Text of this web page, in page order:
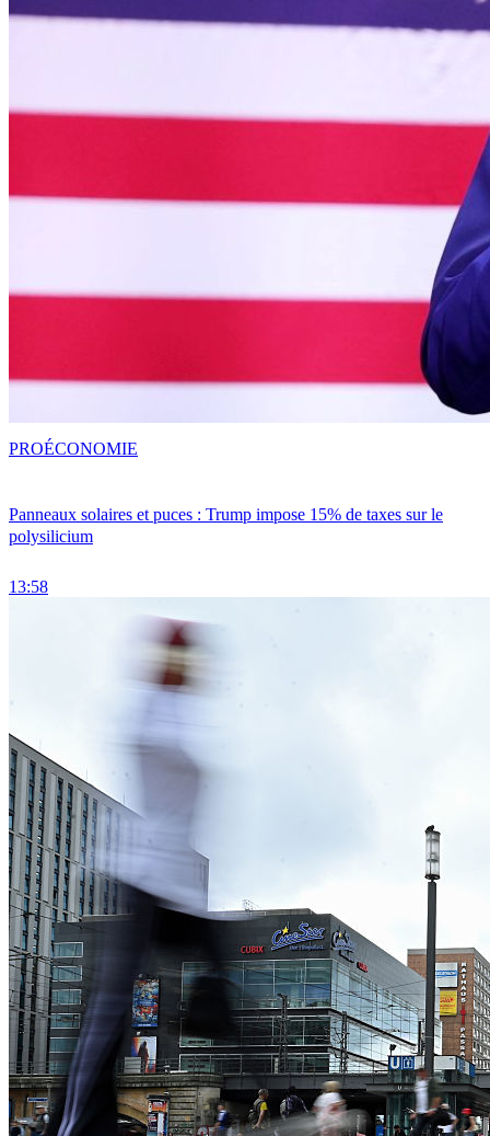
Panneaux solaires et puces : Trump impose 15% de taxes sur le
polysilicium
13:58
PROÉCONOMIE